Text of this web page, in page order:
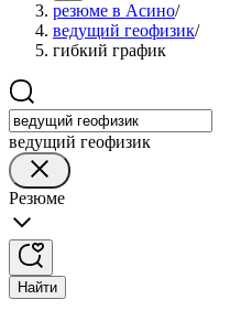
резюме в Асино/
ведущий геофизик/
гибкий график
ведущий геофизик
Резюме
Найти